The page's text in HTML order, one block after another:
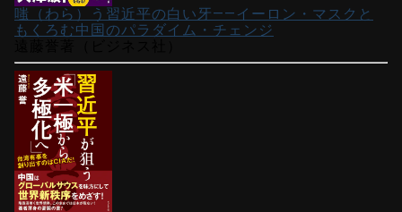
嗤（わら）う習近平の白い牙――イーロン・マスクと
もくろむ中国のパラダイム・チェンジ